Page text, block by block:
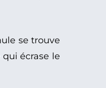
se trouve
écrase le